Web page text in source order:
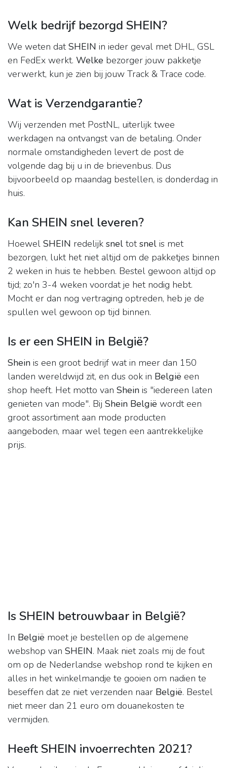
Welk bedrijf bezorgd SHEIN?
We weten datSHEIN in ieder geval met DHL, GSL
en FedEx werkt. Welke bezorger jouw pakketje
verwerkt, kun je zien bij jouw Track & Trace code.
Wat is Verzendgarantie?
Wij verzenden met PostNL, uiterlijk twee
werkdagen na ontvangst van de betaling. Onder
normale omstandigheden levert de post de
volgende dag bij u in de brievenbus. Dus
bijvoorbeeld op maandag bestellen, is donderdag in
huis.
Kan SHEIN snel leveren?
Hoewel SHEIN redelijk snel totsnel is met
bezorgen, lukt het niet altijd om de pakketjes binnen
2 weken in huis te hebben. Bestel gewoon altijd op
tijd; zo'n 3-4 weken voordat je het nodig hebt.
Mocht er dan nog vertraging optreden, heb je de
spullen wel gewoon op tijd binnen.
Is er een SHEIN in België?
Shein is een groot bedrijf wat in meer dan 150
landen wereldwijd zit, en dus ook in België een
shop heeft. Het motto van Shein is "iedereen laten
genieten van mode". Bij Shein België wordt een
groot assortiment aan mode producten
aangeboden, maar wel tegen een aantrekkelijke
prijs.
Is SHEIN betrouwbaar in België?
In België moet je bestellen op de algemene
webshop van SHEIN. Maak niet zoals mij de fout
om op de Nederlandse webshop rond te kijken en
alles in het winkelmandje te gooien om nadien te
beseffen dat ze niet verzenden naar België. Bestel
niet meer dan 21 euro om douanekosten te
vermijden.
Heeft SHEIN invoerrechten 2021?